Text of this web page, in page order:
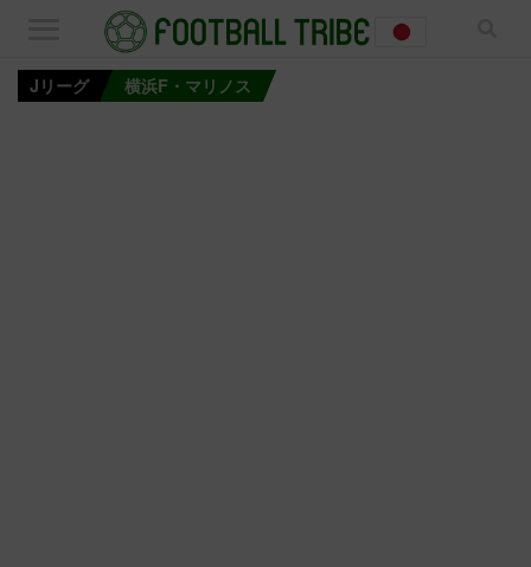
Jリーグ 横浜F・マリノス